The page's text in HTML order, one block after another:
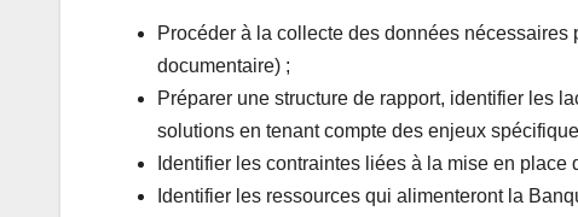
Procéder à la collecte des données nécessaires
documentaire) ;
Préparer une structure de rapport, identifier les
solutions en tenant compte des enjeux
Identifier les contraintes liées à la mise en
Identifier les ressources qui alimenteront la